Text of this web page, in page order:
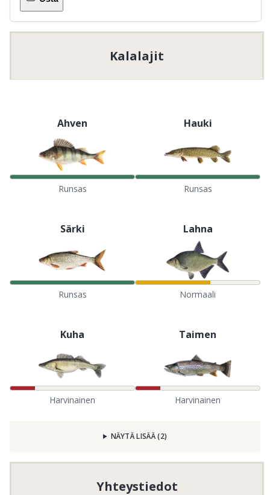
Kalalajit
Ahven
Runsas
Hauki
Runsas
Särki
Runsas
Lahna
Normaali
Kuha
Harvinainen
Taimen
Harvinainen
NÄYTÄ LISÄÄ(2)
Yhteystiedot